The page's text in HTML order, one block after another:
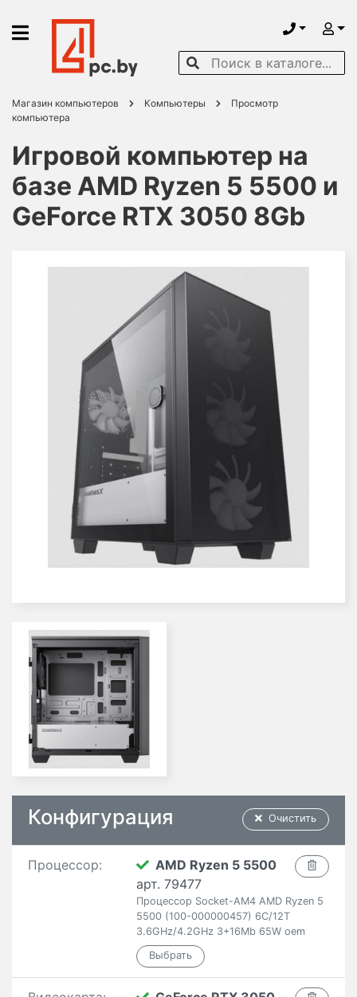
Магазин компьютеров Компьютеры
Просмотр
компьютера
Игровой компьютер на
базе AMD Ryzen 5 5500 и
GeForce RTX 3050 8Gb
Очистить
Конфигурация
Процессор:
AMD Ryzen 5 5500
арт. 79477
Процессор Socket-AM4 AMD Ryzen 5
5500 (100-000000457) 6C/12T
3.6GHz/4.2GHz 3+16Mb 65W oem